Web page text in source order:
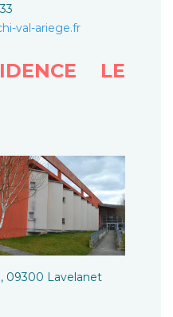
val-ariege.fr
LE
09300 Lavelanet